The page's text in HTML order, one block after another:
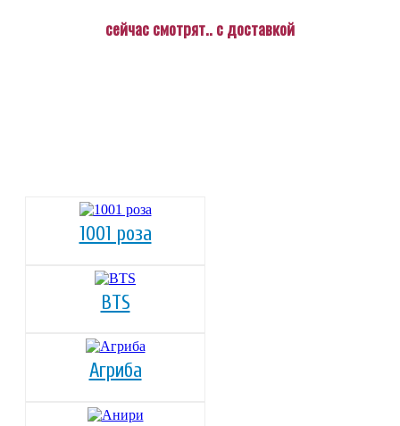
сейчас смотрят.. с доставкой
1001 роза
BTS
Агриба